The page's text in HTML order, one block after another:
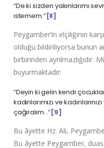
“De ki sizden yakınlarımı
istemem.”[8]
Peygamber’in elçiliğinin
olduğu bildiriliyorsa bunun
birbirinden ayrılmazlığıdır.
buyurmaktadır:
“Deyin ki gelin kendi
kadınlarımızı ve
çağıralım…” [9]
Bu âyette Hz. Ali,
Bu âyette Peygamber,